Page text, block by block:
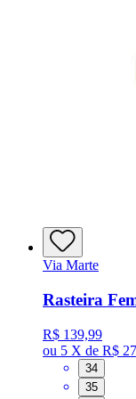
Via Marte
Rasteira
R$ 139,99
ou 5 X de R$
34
35